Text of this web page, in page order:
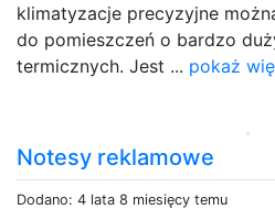
klimatyzacje precyzyjne
do pomieszczeń o bardzo
termicznych. Jest ... pokaż
Notesy reklamowe
Dodano: 4 lata 8 miesięcy temu